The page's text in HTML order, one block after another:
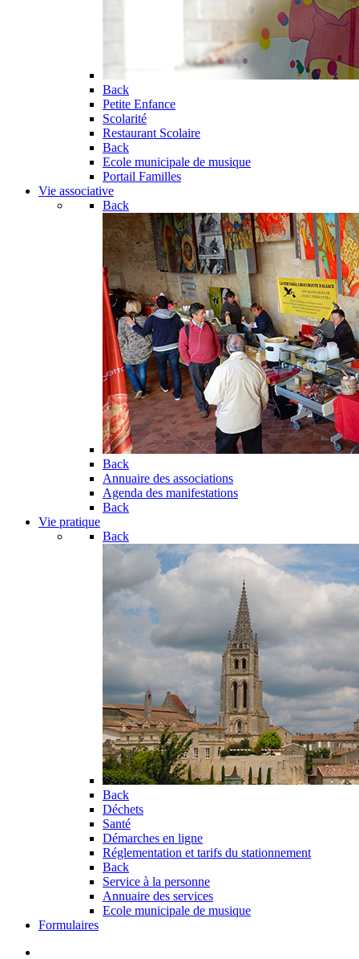
Back
Petite Enfance
Scolarité
Restaurant Scolaire
Back
Ecole municipale de musique
Portail Familles
Vie associative
Back
Back
Annuaire des associations
Agenda des manifestations
Back
Vie pratique
Back
Back
Déchets
Santé
Démarches en ligne
Réglementation et tarifs du stationnement
Back
Service à la personne
Annuaire des services
Ecole municipale de musique
Formulaires